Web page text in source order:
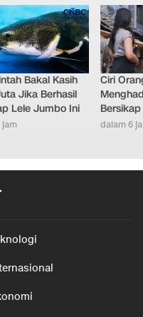
Bakal Kasih
Jika Berhasil
Lele Jumbo Ini
Ciri
dalam 6